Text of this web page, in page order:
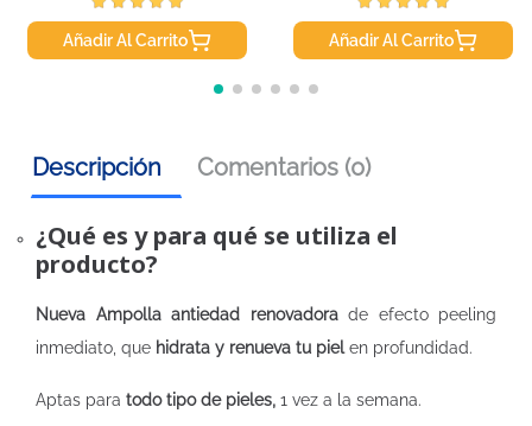
Añadir Al Carrito Añadir Al Carrito
Descripción Comentarios (0)
¿Qué es y para qué se utiliza el
producto?
Nueva Ampolla antiedad renovadorade efecto peeling
inmediato, que hidrata y renueva tu pielen profundidad.
Aptas para todo tipo de pieles, 1 vez a la semana.